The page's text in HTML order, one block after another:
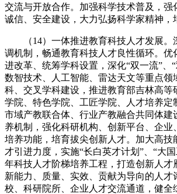
交流与开放合作。加强科学技术普及，强
诚信、安全建设，大力弘扬科学家精神，
（14）一体推进教育科技人才发展。
调机制，畅通教育科技人才良性循环。优
进改革、统筹学科设置，深化“双一流”、
数智技术、人工智能、雷达天文等重点领
科、交叉学科建设，推进教育部吉林高等
学院、特色学院、工匠学院、人才培养定
市域产教联合体、行业产教融合共同体建
养机制，强化科研机构、创新平台、企业
培养功能，培育拔尖创新人才。加大高技
才引进力度，实施“长白英才计划”、“大
年科技人才阶梯培养工程，打造创新人才
新能力、质量、实效、贡献为导向的人才
校、科研院所、企业人才交流通道，健全